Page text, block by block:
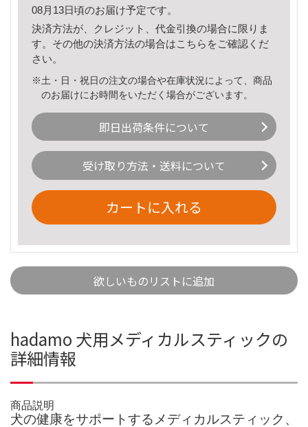
08月13日頃のお届け予定です。
決済方法が、クレジット、代金引換の場合に限りま
す。その他の決済方法の場合はこちら をご確認くだ
さい。
※土・日・祝日の注文の場合や在庫状況によって、商品
のお届けにお時間をいただく場合がございます。
即日出荷条件について
受け取り方法・送料について
カートに入れる
欲しいものリストに追加
hadamo 犬用メディカルスティックの
詳細情報
商品説明
犬の健康をサポートするメディカルスティック、